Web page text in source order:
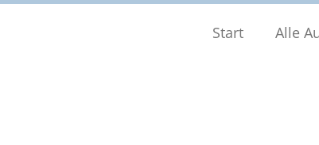
Start Alle